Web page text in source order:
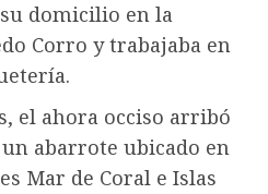
domicilio en la
Corro y trabajaba en
el ahora occiso arribó
abarrote ubicado en
Mar de Coral e Islas